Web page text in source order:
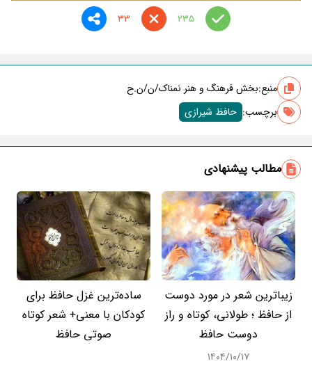
235
33
منبع:بخش فرهنگ و هنر نمناک/ن/ن.ح
برچسب‌: حافظ شیرازی
مطالب پیشنهادی
زیباترین شعر در مورد دوست
از حافظ ؛ طولانی، کوتاه و راز
دوست حافظ
۱۴۰۴/۱۰/۱۷
ساده‌ترین غزل حافظ برای
کودکان با معنی+ شعر کوتاه
صوتی حافظ